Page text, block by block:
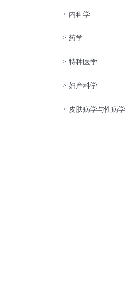
> 内科学
> 药学
> 特种医学
> 妇产科学
> 皮肤病学与性病学